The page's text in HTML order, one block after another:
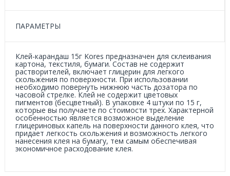
ПАРАМЕТРЫ
Клей-карандаш 15г Kores предназначен для склеивания
картона, текстиля, бумаги. Состав не содержит
растворителей, включает глицерин для легкого
скольжения по поверхности. При использовании
необходимо повернуть нижнюю часть дозатора по
часовой стрелке. Клей не содержит цветовых
пигментов (бесцветный). В упаковке 4 штуки по 15 г,
которые вы получаете по стоимости трех. Характерной
особенностью является возможное выделение
глицериновых капель на поверхности данного клея, что
придает легкость скольжения и возможность легкого
нанесения клея на бумагу, тем самым обеспечивая
экономичное расходование клея.